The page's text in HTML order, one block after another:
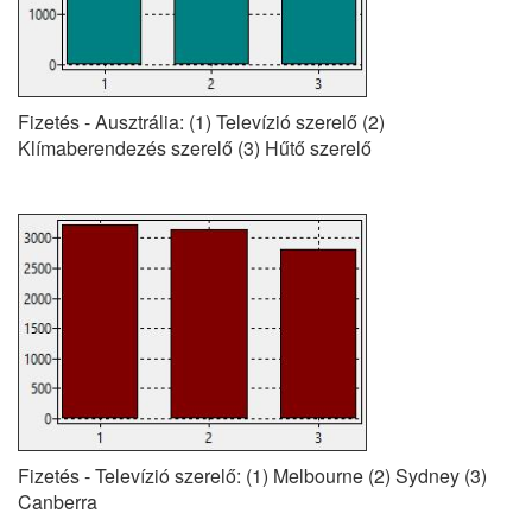
Fizetés - Ausztrália: (1) Televízió szerelő (2)
Klímaberendezés szerelő (3) Hűtő szerelő
Fizetés - Televízió szerelő: (1) Melbourne (2) Sydney (3)
Canberra